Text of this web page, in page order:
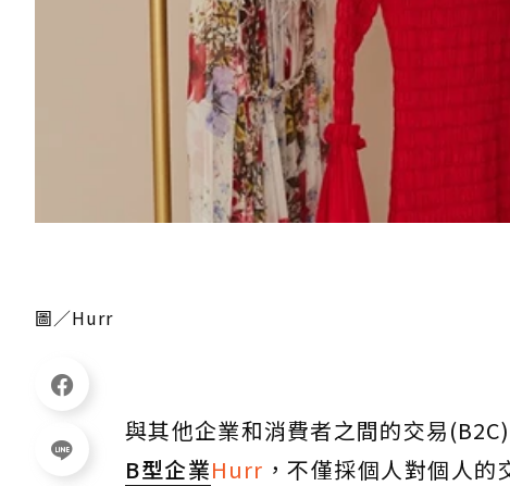
圖／Hurr
與其他企業和消費者之間的交易
B型企業Hurr ，不僅採個人對個人